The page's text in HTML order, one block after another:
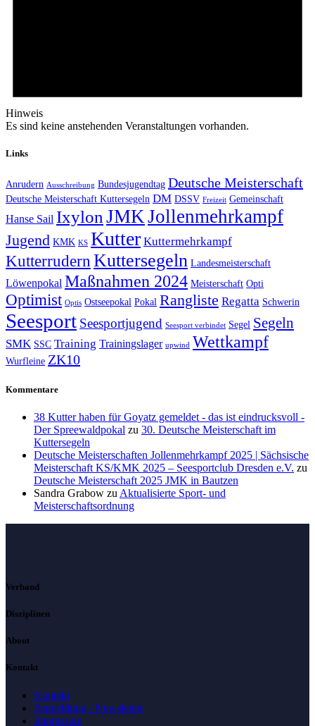
Hinweis
Es sind keine anstehenden Veranstaltungen vorhanden.
Links
Anrudern Ausschreibung Bundesjugendtag Deutsche Meisterschaft
Deutsche Meisterschaft Kuttersegeln DM DSSV Freizeit Gemeinschaft
Hanse Sail IxylonJMKJollenmehrkampf
Jugend KMK KS Kutter Kuttermehrkampf
Kutterrudern Kuttersegeln Landesmeisterschaft
Löwenpokal Maßnahmen 2024 Meisterschaft Opti
Optimist Optis Ostseepokal Pokal Rangliste Regatta Schwerin
Seesport Seesportjugend Seesport verbindet Segel Segeln
SMK SSC Training Trainingslager upwind Wettkampf
Wurfleine ZK10
Kommentare
38 Kutter haben für Goyatz gemeldet - das ist eindrucksvoll -
Der Spreewaldpokal zu 30. Deutsche Meisterschaft im
Kuttersegeln
Deutsche Meisterschaften Jollenmehrkampf 2025 | Sächsische
Meisterschaft KS/KMK 2025 – Seesportclub Dresden e.V. zu
Deutsche Meisterschaft 2025 JMK in Bautzen
Sandra Grabow zu Aktualisierte Sport- und
Meisterschaftsordnung
Verband
Disziplinen
About
Kontakt
Kontakt
Anmeldung / Newsletter
Impressum